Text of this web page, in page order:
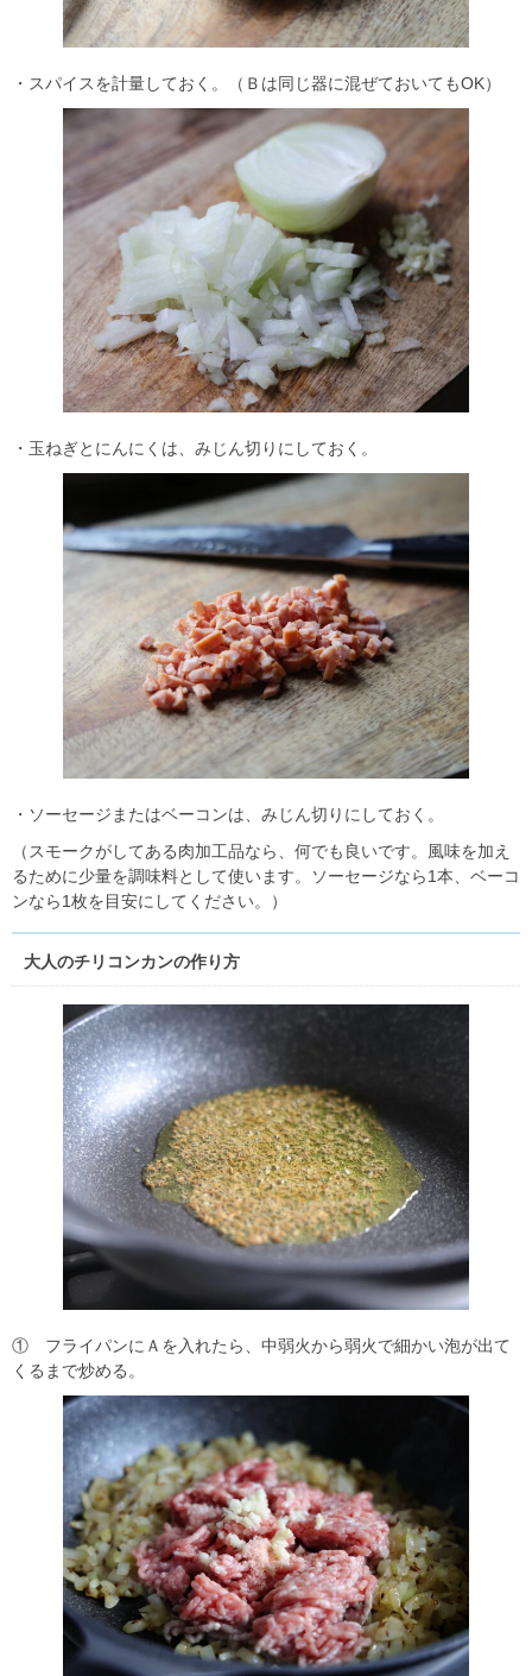
・スパイスを計量しておく。（Ｂは同じ器に混ぜておいてもOK）
・玉ねぎとにんにくは、みじん切りにしておく。
・ソーセージまたはベーコンは、みじん切りにしておく。
（スモークがしてある肉加工品なら、何でも良いです。風味を加え
るために少量を調味料として使います。ソーセージなら1本、ベーコ
ンなら1枚を目安にしてください。）
大人のチリコンカンの作り方
① フライパンにＡを入れたら、中弱火から弱火で細かい泡が出て
くるまで炒める。